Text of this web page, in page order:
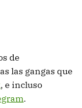
de
las gangas que
, e incluso
.